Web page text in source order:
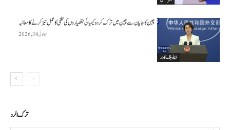
ڈپلومیٹک کارنر
چین کا جاپان سے چین میں ترک کردہ کیمیائی ہتھیاروں کی تلفی کا عمل تیز کرنے کا مطالبہ
جولائی 30, 2026
ترك الرد